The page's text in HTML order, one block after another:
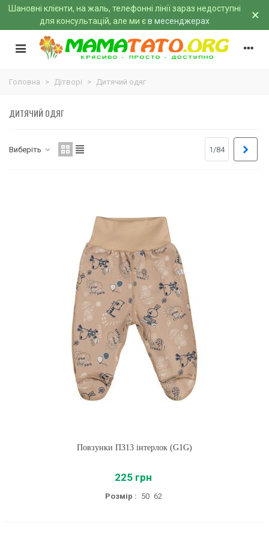
Шановні клієнти, на жаль, телефонні лінії зараз недоступні
для консультацій, але ми єв месенджерах ×
Головна > Дітворі > Дитячий одяг
ДИТЯЧИЙ ОДЯГ
Виберіть 1/84
Повзунки ПЗ13 інтерлок (G1G)
225 грн
Розмір : 50 62